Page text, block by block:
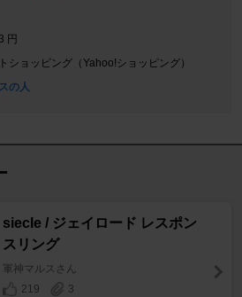
円
ショッピング（Yahoo!ショッピング）
の人
siecle / ジェイロード レスポン
スリング
軍神マルスさん
219
3